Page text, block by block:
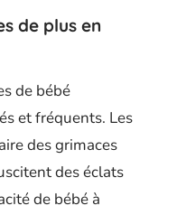
de plus en
de bébé
et fréquents. Les
des grimaces
des éclats
de bébé à